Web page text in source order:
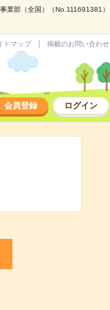
業部（全国）（No.111691381）
トマップ 掲載のお問い合わせ
会員登録 ログイン